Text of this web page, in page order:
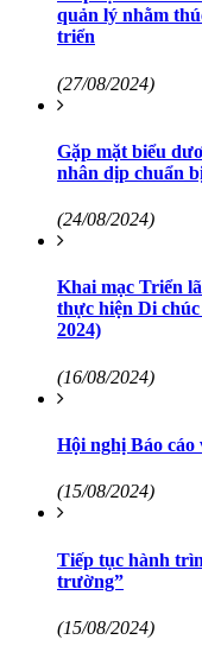
quản lý nhằm
triển
(27/08/2024)
Gặp mặt biểu
nhân dịp chuẩn
(24/08/2024)
Khai mạc Triển
thực hiện Di
2024)
(16/08/2024)
Hội nghị Báo
(15/08/2024)
Tiếp tục hành
trường”
(15/08/2024)